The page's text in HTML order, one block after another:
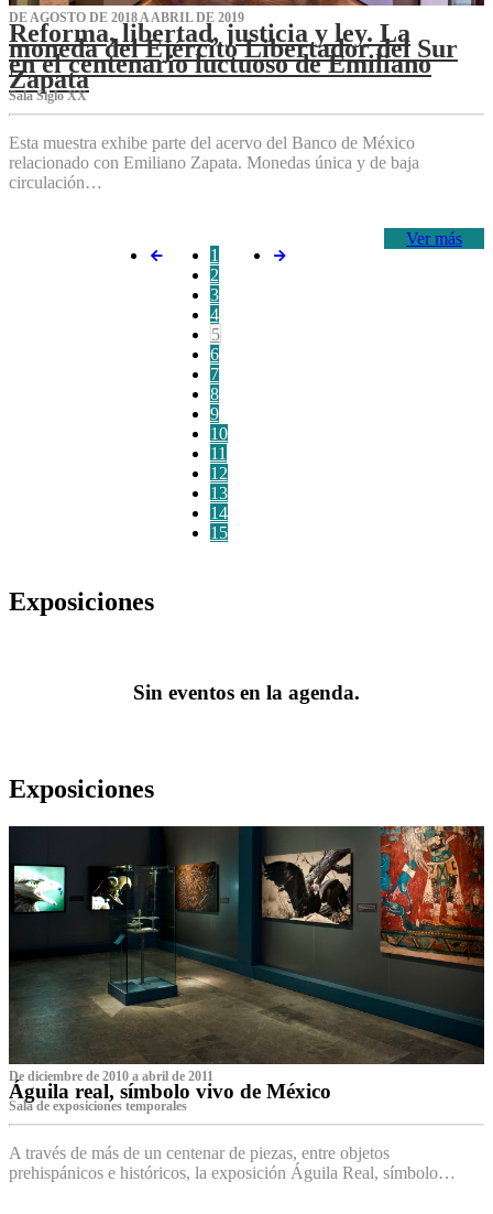
DE AGOSTO DE 2018 A ABRIL DE 2019
Reforma, libertad, justicia y ley. La
moneda del Ejército Libertador del Sur
en el centenario luctuoso de Emiliano
Zapata
Sala Siglo XX
Esta muestra exhibe parte del acervo del Banco de México
relacionado con Emiliano Zapata. Monedas única y de baja
circulación…
Ver más
1
2
3
4
5
6
7
8
9
10
11
12
13
14
15
Exposiciones
Sin eventos en la agenda.
Exposiciones
De diciembre de 2010 a abril de 2011
Águila real, símbolo vivo de México
Sala de exposiciones temporales
A través de más de un centenar de piezas, entre objetos
prehispánicos e históricos, la exposición Águila Real, símbolo…